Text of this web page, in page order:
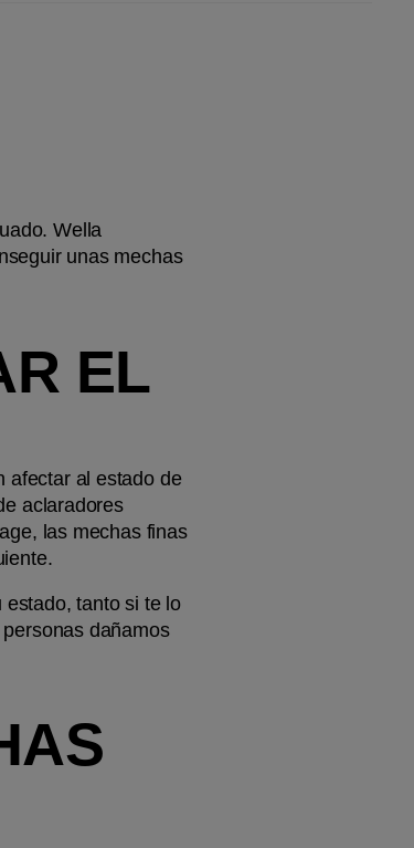
Wella
unas mechas
EL
afectar al estado de
aclaradores
las mechas finas
tanto si te lo
dañamos